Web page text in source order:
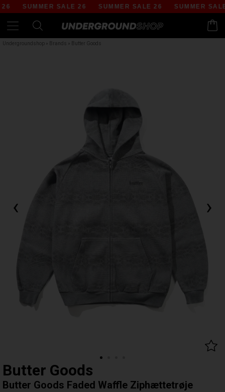
SUMMER SALE 26 SUMMER SALE 26 SUMMER SALE
Undergroundshop Brands Butter Goods
‹ ›
Butter Goods
Butter Goods Faded Waffle Ziphættetrøje